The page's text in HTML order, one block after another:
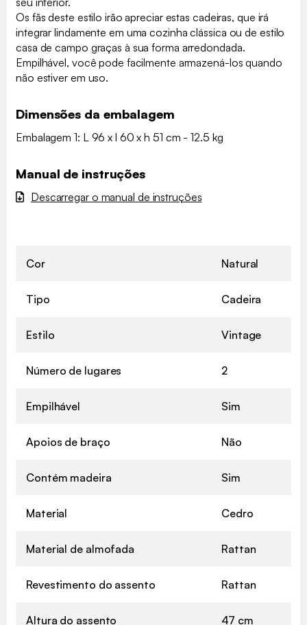
Os fãs deste estilo irão apreciar estas cadeiras, que irá
integrar lindamente em uma cozinha clássica ou de estilo
casa de campo graças à sua forma arredondada.
Empilhável, você pode facilmente armazená-los quando
não estiver em uso.
Dimensões da embalagem
Embalagem 1: L 96 x l 60 x h 51 cm - 12.5 kg
Manual de instruções
Descarregar o manual de instruções
Cor Natural
Tipo Cadeira
Estilo Vintage
Número de lugares 2
Empilhável Sim
Apoios de braço Não
Contém madeira Sim
Material Cedro
Material de almofada Rattan
Revestimento do assento Rattan
Altura do assento 47 cm